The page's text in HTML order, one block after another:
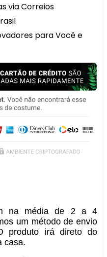
via Correios
para Você e
na média de 2 a 4
um método de envio
produto irá direto do
casa.